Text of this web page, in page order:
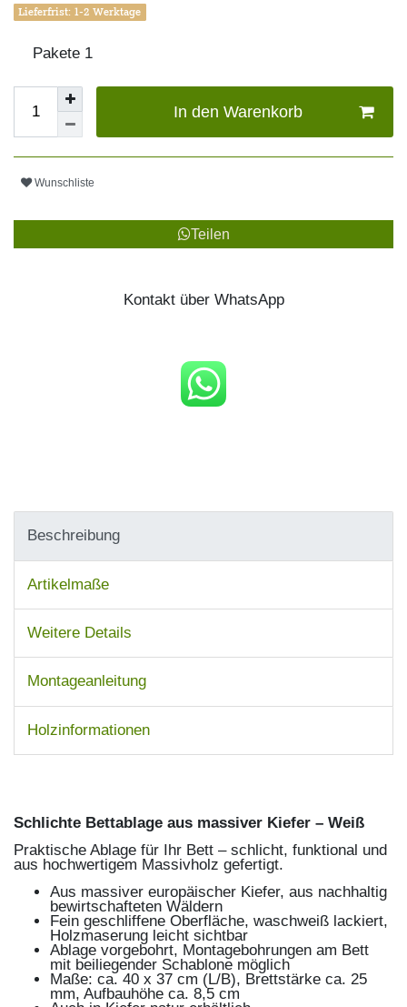
Lieferfrist: 1-2 Werktage
Pakete 1
In den Warenkorb
Wunschliste
Teilen
Kontakt über WhatsApp
Beschreibung
Artikelmaße
Weitere Details
Montageanleitung
Holzinformationen
Schlichte Bettablage aus massiver Kiefer – Weiß
Praktische Ablage für Ihr Bett – schlicht, funktional und
aus hochwertigem Massivholz gefertigt.
Aus massiver europäischer Kiefer, aus nachhaltig
bewirtschafteten Wäldern
Fein geschliffene Oberfläche, waschweiß lackiert,
Holzmaserung leicht sichtbar
Ablage vorgebohrt, Montagebohrungen am Bett
mit beiliegender Schablone möglich
Maße: ca. 40 x 37 cm (L/B), Brettstärke ca. 25
mm, Aufbauhöhe ca. 8,5 cm